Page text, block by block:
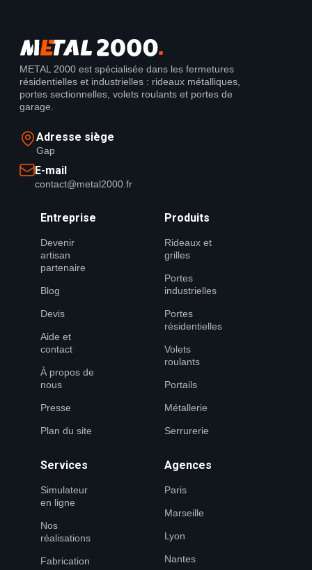
METAL 2000 est spécialisée dans les fermetures
résidentielles et industrielles : rideaux métalliques,
portes sectionnelles, volets roulants et portes de
garage.
Adresse siège
Gap
E-mail
contact@metal2000.fr
Entreprise
Devenir
artisan
partenaire
Blog
Devis
Aide et
contact
À propos de
nous
Presse
Plan du site
Produits
Rideaux et
grilles
Portes
industrielles
Portes
résidentielles
Volets
roulants
Portails
Métallerie
Serrurerie
Services
Simulateur
en ligne
Nos
réalisations
Fabrication
Agences
Paris
Marseille
Lyon
Nantes